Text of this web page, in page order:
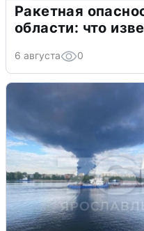
Ракетная
области: что
6 августа 0